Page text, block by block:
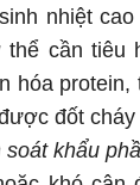
nhiệt
cần tiêu
hóa protein,
đốt cháy
khẩu